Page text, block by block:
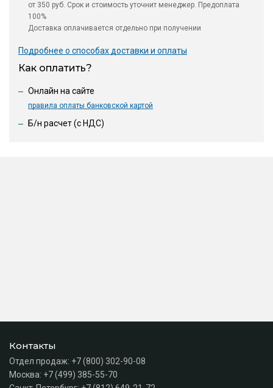
от 350 руб. Срок и стоимость уточнит менеджер. Предоплата
100%
Доставка оплачивается отдельно при получении
Подробнее о способах доставки и оплаты
Как оплатить?
Онлайн на сайте
правила оплаты банковской картой
Б/н расчет (c НДС)
Контакты
Отдел продаж: +7 (800) 302-90-08
Москва: +7 (499) 385-55-70